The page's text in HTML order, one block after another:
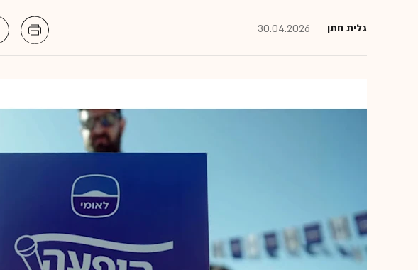
גלית חתן 30.04.2026